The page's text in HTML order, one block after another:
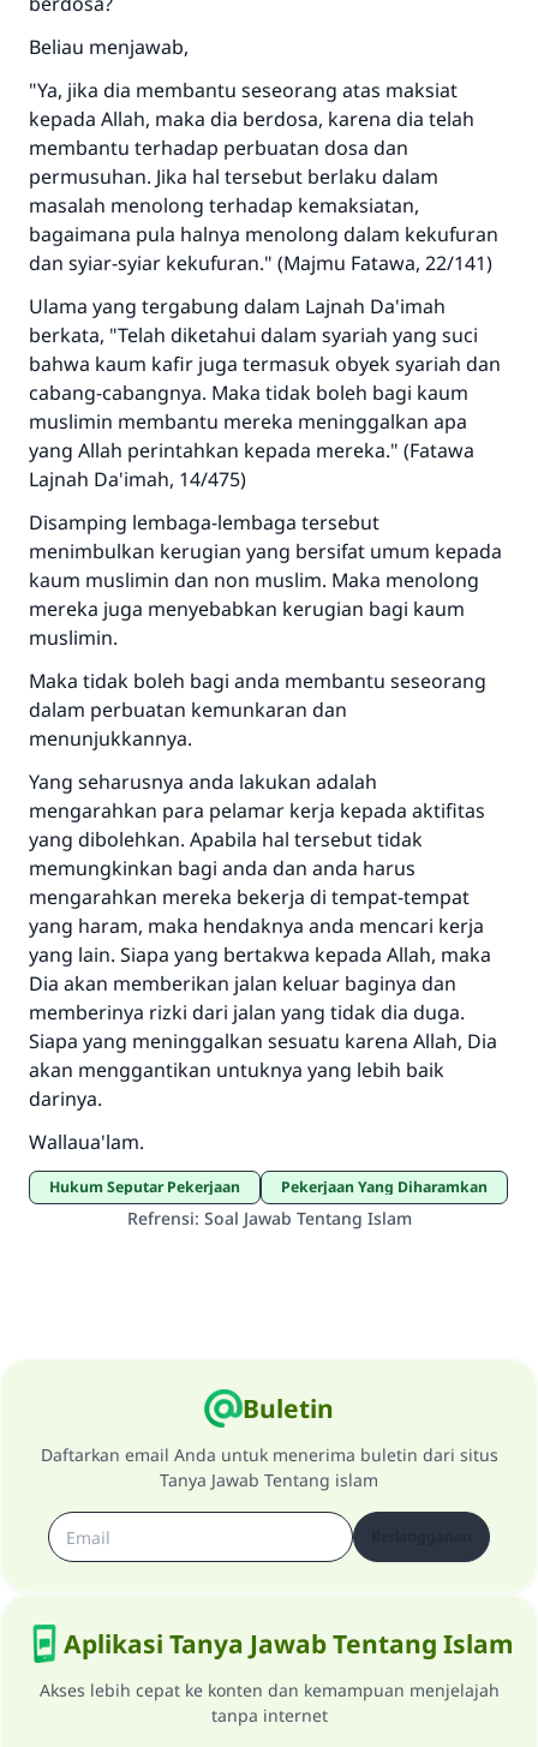
Beliau menjawab,
"Ya, jika dia membantu seseorang atas maksiat
kepada Allah, maka dia berdosa, karena dia telah
membantu terhadap perbuatan dosa dan
permusuhan. Jika hal tersebut berlaku dalam
masalah menolong terhadap kemaksiatan,
bagaimana pula halnya menolong dalam kekufuran
dan syiar-syiar kekufuran." (Majmu Fatawa, 22/141)
Ulama yang tergabung dalam Lajnah Da'imah
berkata, "Telah diketahui dalam syariah yang suci
bahwa kaum kafir juga termasuk obyek syariah dan
cabang-cabangnya. Maka tidak boleh bagi kaum
muslimin membantu mereka meninggalkan apa
yang Allah perintahkan kepada mereka." (Fatawa
Lajnah Da'imah, 14/475)
Disamping lembaga-lembaga tersebut
menimbulkan kerugian yang bersifat umum kepada
kaum muslimin dan non muslim. Maka menolong
mereka juga menyebabkan kerugian bagi kaum
muslimin.
Maka tidak boleh bagi anda membantu seseorang
dalam perbuatan kemunkaran dan
menunjukkannya.
Yang seharusnya anda lakukan adalah
mengarahkan para pelamar kerja kepada aktifitas
yang dibolehkan. Apabila hal tersebut tidak
memungkinkan bagi anda dan anda harus
mengarahkan mereka bekerja di tempat-tempat
yang haram, maka hendaknya anda mencari kerja
yang lain. Siapa yang bertakwa kepada Allah, maka
Dia akan memberikan jalan keluar baginya dan
memberinya rizki dari jalan yang tidak dia duga.
Siapa yang meninggalkan sesuatu karena Allah, Dia
akan menggantikan untuknya yang lebih baik
darinya.
Wallaua'lam.
Hukum Seputar Pekerjaan Pekerjaan Yang Diharamkan
Refrensi: Soal Jawab Tentang Islam
Buletin
Daftarkan email Anda untuk menerima buletin dari situs
Tanya Jawab Tentang islam
Aplikasi Tanya Jawab Tentang Islam
Akses lebih cepat ke konten dan kemampuan menjelajah
tanpa internet